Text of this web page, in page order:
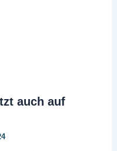
auch auf